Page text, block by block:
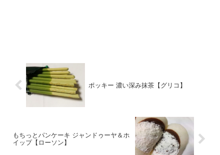
ポッキー 濃い深み抹茶【グリコ】
もちっとパンケーキ ジャンドゥーヤ＆ホ
イップ【ローソン】